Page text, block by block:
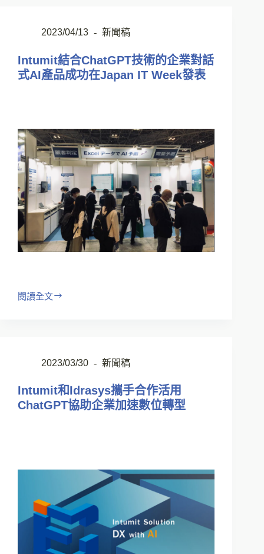
2023/04/13 新聞稿
Intumit結合ChatGPT技術的企業對話
式AI產品成功在Japan IT Week發表
閱讀全文
2023/03/30 新聞稿
Intumit和Idrasys攜手合作活用
ChatGPT協助企業加速數位轉型